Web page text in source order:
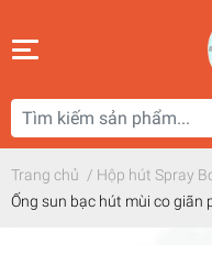
Trang chủ / Hộp hút Spray
Ống sun bạc hút mùi co giãn